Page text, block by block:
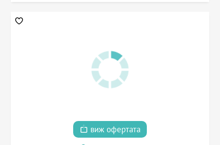
виж офертата